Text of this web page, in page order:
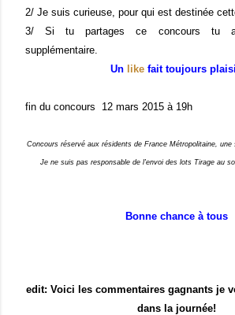
2/ Je suis curieuse, pour qui est destinée
3/ Si tu partages ce concours tu
supplémentaire.
Un likefait toujours
fin du concours 12 mars 2015 à 19h
Concours réservé aux résidents de France Métropolitaine, une
Je ne suis pas responsable de l'envoi des lots Tirage au
Bonne chance à tous
edit: Voici les commentaires gagnants je
dans la journée!